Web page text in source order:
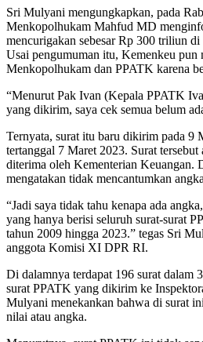
Sri Mulyani mengungkapkan, pada
Menkopolhukam Mahfud MD
mencurigakan sebesar Rp 300 triliun
Usai pengumuman itu, Kemenkeu pun
Menkopolhukam dan PPATK karena
“Menurut Pak Ivan (Kepala PPATK
yang dikirim, saya cek semua belum
Ternyata, surat itu baru dikirim pada 9
tertanggal 7 Maret 2023. Surat tersebut
diterima oleh Kementerian Keuangan.
mengatakan tidak mencantumkan
“Jadi saya tidak tahu kenapa ada
yang hanya berisi seluruh surat-surat
tahun 2009 hingga 2023.” tegas Sri
anggota Komisi XI DPR RI.
Di dalamnya terdapat 196 surat dalam
surat PPATK yang dikirim ke
Mulyani menekankan bahwa di surat
nilai atau angka.